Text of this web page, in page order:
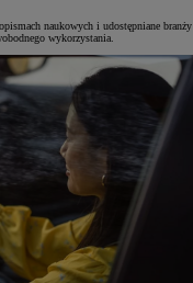
naukowych i udostępniane branży
wykorzystania.